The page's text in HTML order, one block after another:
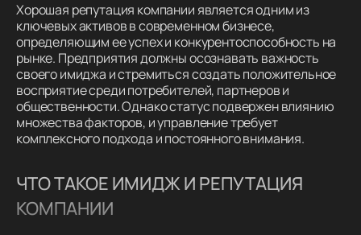
Хорошая репутация компании является одним из
ключевых активов в современном бизнесе,
определяющим ее успех и конкурентоспособность на
рынке. Предприятия должны осознавать важность
своего имиджа и стремиться создать положительное
восприятие среди потребителей, партнеров и
общественности. Однако статус подвержен влиянию
множества факторов, и управление требует
комплексного подхода и постоянного внимания.
ЧТО ТАКОЕ ИМИДЖ И РЕПУТАЦИЯ
КОМПАНИИ